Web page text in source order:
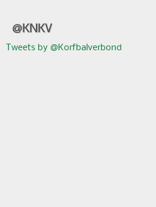
@KNKV
Tweets by @Korfbalverbond